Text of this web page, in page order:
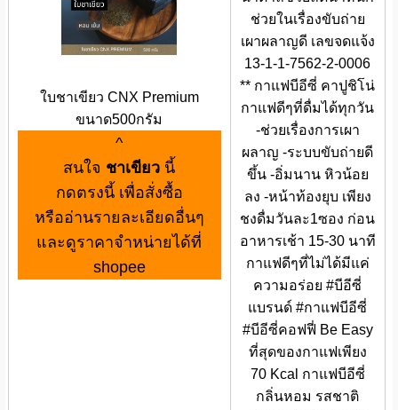
ใบชาเขียว CNX Premium
ขนาด500กรัม
^
สนใจ ชาเขียว นี้
กดตรงนี้ เพื่อสั่งซื้อ
หรืออ่านรายละเอียดอื่นๆ
และดูราคาจำหน่ายได้ที่
shopee
ช่วยในเรื่องขับถ่าย
เผาผลาญดี เลขจดแจ้ง
13-1-1-7562-2-0006
** กาแฟบีอีซี่ คาปูชิโน่
กาแฟดีๆที่ดื่มได้ทุกวัน
-ช่วยเรื่องการเผา
ผลาญ -ระบบขับถ่ายดี
ขึ้น -อิ่มนาน หิวน้อย
ลง -หน้าท้องยุบ เพียง
ชงดื่มวันละ1ซอง ก่อน
อาหารเช้า 15-30 นาที
กาแฟดีๆที่ไม่ได้มีแค่
ความอร่อย #บีอีซี่
แบรนด์ #กาแฟบีอีซี่
#บีอีซี่คอฟฟี่ Be Easy
ที่สุดของกาแฟเพียง
70 Kcal กาแฟบีอีซี่
กลิ่นหอม รสชาติ